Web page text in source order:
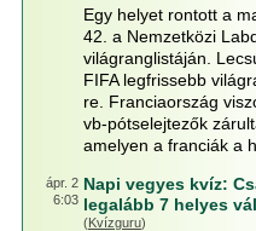
Egy helyet rontott a
42. a Nemzetközi
világranglistáján.
FIFA legfrissebb
re. Franciaország
vb-pótselejtezők
amelyen a franciák a
ápr. 2
6:03
Napi vegyes kvíz:
legalább 7 helyes
(Kvízguru)